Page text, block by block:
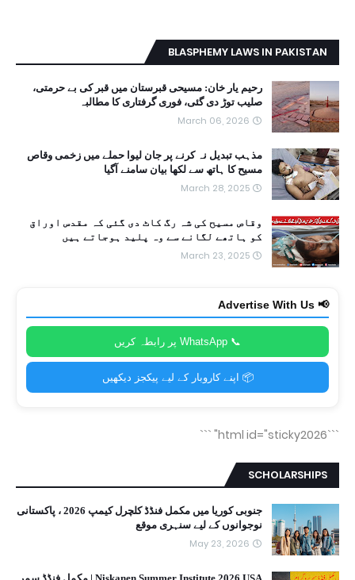
BLASPHEMY LAWS IN PAKISTAN
رحیم یار خان: مسیحی قبرستان میں قبر کی بے حرمتی،
صلیب توڑ دی گئی، فوری گرفتاری کا مطالبہ
March 06, 2026
مذہب تبدیل نہ کرنے پر جان لیوا حملے میں زخمی وقاص
مسیح کا ہاتھ سے لکھا بیان سامنے آگیا
March 28, 2025
وقاص مسیح کی شہ رگ کاٹ دی گئی کہ مقدس اوراق
کو ہاتھے لگانے سے وہ پلید ہوجاتے ہیں
March 23, 2025
📢 Advertise With Us
📞 WhatsApp پر رابطہ کریں
📦 اپنے کاروبار کے لیے پیکجز دیکھیں
```html id="sticky2026"
```
SCHOLARSHIPS
جنوبی کوریا میں مکمل فنڈڈ کلچرل کیمپ 2026 ، پاکستانی
نوجوانوں کے لیے سنہری موقع
May 23, 2026